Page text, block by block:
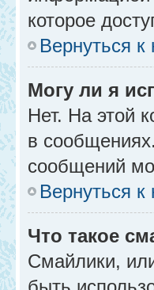
которое
Вернуться к
Могу ли я
Нет. На этой
в
сообщений
Вернуться к
Что такое
Смайлики,